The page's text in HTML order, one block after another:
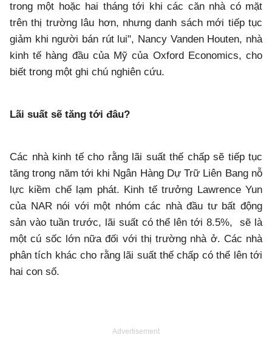
trong một hoặc hai tháng tới khi các căn nhà có mặt
trên thị trường lâu hơn, nhưng danh sách mới tiếp tục
giảm khi người bán rút lui", Nancy Vanden Houten, nhà
kinh tế hàng đầu của Mỹ của Oxford Economics, cho
biết trong một ghi chú nghiên cứu.
Lãi suất sẽ tăng tới đâu?
Các nhà kinh tế cho rằng lãi suất thế chấp sẽ tiếp tục
tăng trong năm tới khi Ngân Hàng Dự Trữ Liên Bang nỗ
lực kiềm chế lạm phát. Kinh tế trưởng Lawrence Yun
của NAR nói với một nhóm các nhà đầu tư bất động
sản vào tuần trước, lãi suất có thể lên tới 8.5%, sẽ là
một cú sốc lớn nữa đối với thị trường nhà ở. Các nhà
phân tích khác cho rằng lãi suất thế chấp có thể lên tới
hai con số.
Advertisement